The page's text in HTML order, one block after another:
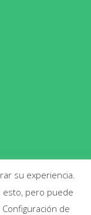
su experiencia.
esto, pero puede
Configuración de